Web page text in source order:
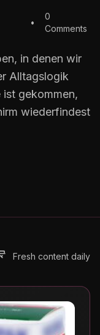
•
0
Comments
in denen wir
Alltagslogik
ist gekommen,
wiederfindest
Fresh content daily